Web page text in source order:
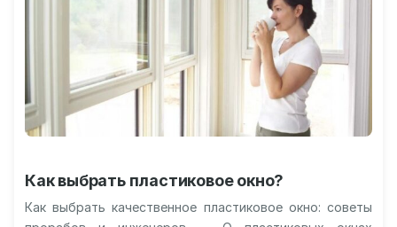
Как выбрать пластиковое окно?
Как выбрать качественное пластиковое окно: советы